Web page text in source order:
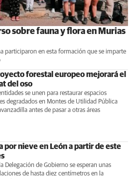
sobre fauna y flora en Murias
participaron en esta formación que se imparte
forestal europeo mejorará el
del oso
se unen para restaurar espacios
degradados en Montes de Utilidad Pública
antes de pasar a otras áreas
por nieve en León a partir de este
Delegación de Gobierno se esperan unas
de hasta diez centímetros en la